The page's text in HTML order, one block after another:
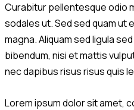
Curabitur pellentesque odio
sodales ut. Sed sed quam ut
magna. Aliquam sed ligula
bibendum, nisi et mattis
nec dapibus risus risus quis
Lorem ipsum dolor sit amet,